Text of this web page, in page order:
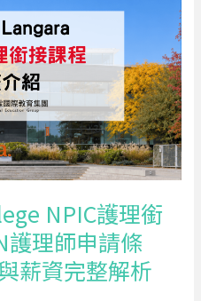
NPIC護理銜
護理師申請條
薪資完整解析